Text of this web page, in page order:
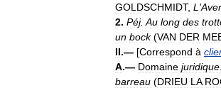
GOLDSCHMIDT, L '
2. Péj. Au long des
un bock(VAN DER
II.— [Correspond à
A.— Domaine juridique
barreau (DRIEU LA